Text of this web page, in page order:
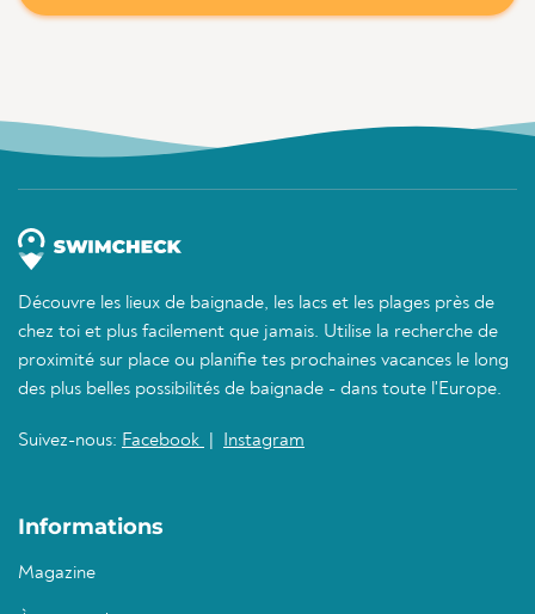
Découvre les lieux de baignade, les lacs et les plages près de
chez toi et plus facilement que jamais. Utilise la recherche de
proximité sur place ou planifie tes prochaines vacances le long
des plus belles possibilités de baignade - dans toute l'Europe.
Suivez-nous: Facebook Instagram
Informations
Magazine